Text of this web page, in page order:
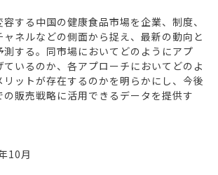
する中国の健康食品市場を企業、制度、
ネルなどの側面から捉え、最新の動向と
する。同市場においてどのようにアプ
いるのか、各アプローチにおいてどのよ
リットが存在するのかを明らかにし、今後
販売戦略に活用できるデータを提供す
10月